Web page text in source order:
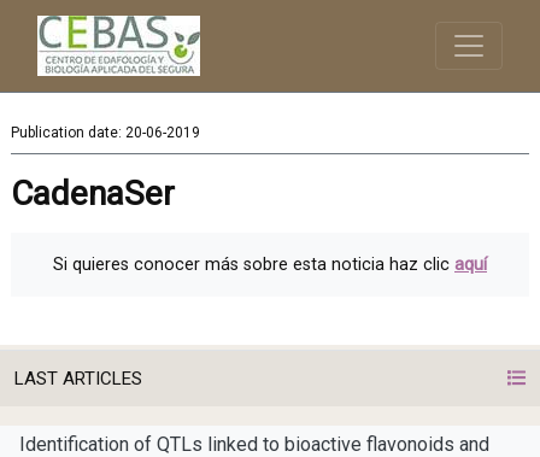
Publication date: 20-06-2019
CadenaSer
Si quieres conocer más sobre esta noticia haz clic aquí
LAST ARTICLES
Identification of QTLs linked to bioactive flavonoids and